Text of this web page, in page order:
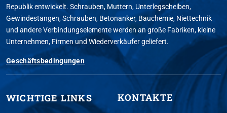
Republik entwickelt. Schrauben, Muttern, Unterlegscheiben,
Gewindestangen, Schrauben, Betonanker, Bauchemie, Niettechnik
und andere Verbindungselemente werden an große Fabriken, kleine
Unternehmen, Firmen und Wiederverkäufer geliefert.
Geschäftsbedingungen
WICHTIGE LINKS KONTAKTE